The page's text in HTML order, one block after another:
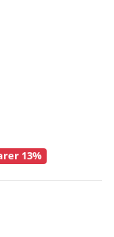
13%